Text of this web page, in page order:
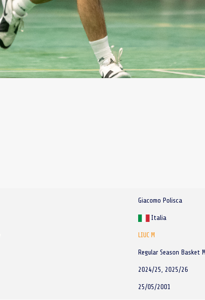
Giacomo Polisca
Italia
LIUC M
Regular Season Basket
2024/25, 2025/26
25/05/2001